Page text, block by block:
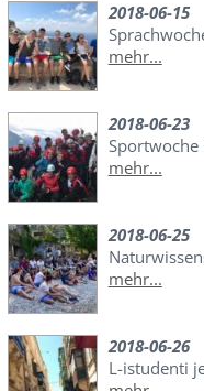
2018-06-15
mehr...
2018-06-23
mehr...
2018-06-25
mehr...
2018-06-26
L-istudenti